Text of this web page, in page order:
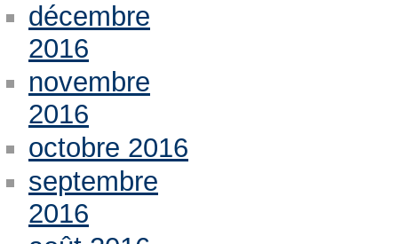
décembre
2016
novembre
2016
octobre 2016
septembre
2016